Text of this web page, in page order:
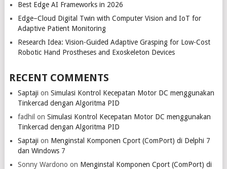
Best Edge AI Frameworks in 2026
Edge–Cloud Digital Twin with Computer Vision and IoT for
Adaptive Patient Monitoring
Research Idea: Vision-Guided Adaptive Grasping for Low-Cost
Robotic Hand Prostheses and Exoskeleton Devices
RECENT COMMENTS
Saptaji on Simulasi Kontrol Kecepatan Motor DC menggunakan
Tinkercad dengan Algoritma PID
fadhil on Simulasi Kontrol Kecepatan Motor DC menggunakan
Tinkercad dengan Algoritma PID
Saptaji on Menginstal Komponen Cport (ComPort) di Delphi 7
dan Windows 7
Sonny Wardono on Menginstal Komponen Cport (ComPort) di